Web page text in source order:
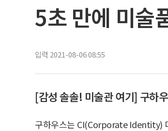
5초 만에 미술
입력 2021-08-06 08:55
[감성 솔솔! 미술관 여기] 구하
구하우스는 CI(Corporate Identity)